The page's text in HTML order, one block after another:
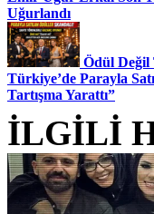
Uğurlandı
Ödül Değil
Türkiye’de Parayla
Tartışma Yarattı”
İLGİLİ